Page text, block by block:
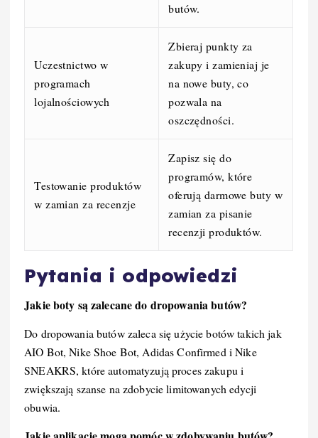
butów.
Uczestnictwo w
programach
lojalnościowych
Zbieraj punkty za
zakupy i zamieniaj je
na nowe buty, co
pozwala na
oszczędności.
Testowanie produktów
w zamian za recenzje
Zapisz się do
programów, które
oferują darmowe buty w
zamian za pisanie
recenzji produktów.
Pytania i odpowiedzi
Jakie boty są zalecane do dropowania butów?
Do dropowania butów zaleca się użycie botów takich jak
AIO Bot, Nike Shoe Bot, Adidas Confirmed i Nike
SNEAKRS, które automatyzują proces zakupu i
zwiększają szanse na zdobycie limitowanych edycji
obuwia.